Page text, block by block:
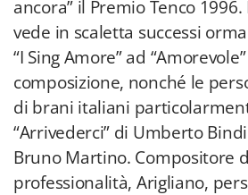
ancora” il Premio Tenco
vede in scaletta successi
“I Sing Amore” ad
composizione, nonché le
di brani italiani
“Arrivederci” di Umberto Bindi
Bruno Martino. Compositore
professionalità, Arigliano,